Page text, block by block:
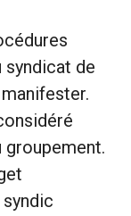
syndicat de